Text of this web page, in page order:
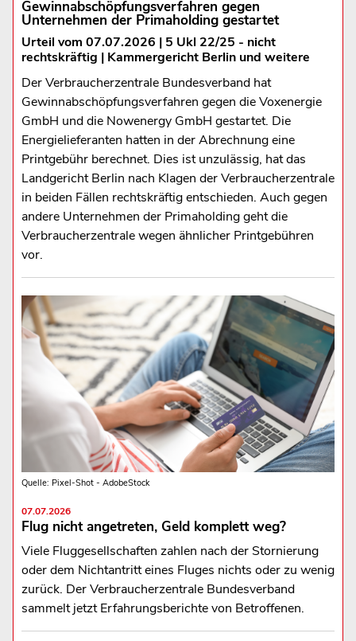
Gewinnabschöpfungsverfahren gegen
Unternehmen der Primaholding gestartet
Urteil vom 07.07.2026 | 5 Ukl 22/25 - nicht
rechtskräftig | Kammergericht Berlin und weitere
Der Verbraucherzentrale Bundesverband hat
Gewinnabschöpfungsverfahren gegen die Voxenergie
GmbH und die Nowenergy GmbH gestartet. Die
Energielieferanten hatten in der Abrechnung eine
Printgebühr berechnet. Dies ist unzulässig, hat das
Landgericht Berlin nach Klagen der Verbraucherzentrale
in beiden Fällen rechtskräftig entschieden. Auch gegen
andere Unternehmen der Primaholding geht die
Verbraucherzentrale wegen ähnlicher Printgebühren
vor.
Quelle: Pixel-Shot - AdobeStock
07.07.2026
Flug nicht angetreten, Geld komplett weg?
Viele Fluggesellschaften zahlen nach der Stornierung
oder dem Nichtantritt eines Fluges nichts oder zu wenig
zurück. Der Verbraucherzentrale Bundesverband
sammelt jetzt Erfahrungsberichte von Betroffenen.